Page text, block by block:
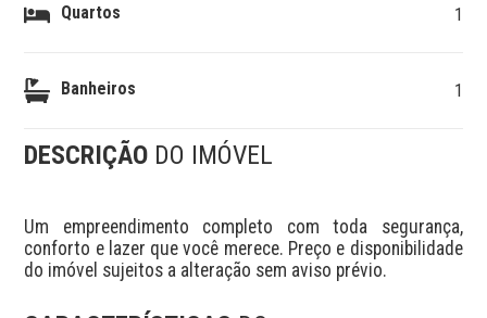
Quartos 1
Banheiros 1
DESCRIÇÃO DO IMÓVEL
Um empreendimento completo com toda segurança,
conforto e lazer que você merece. Preço e disponibilidade
do imóvel sujeitos a alteração sem aviso prévio.